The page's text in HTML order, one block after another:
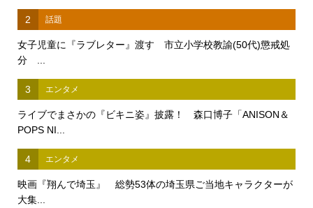
2 話題
女子児童に『ラブレター』渡す 市立小学校教諭(50代)懲戒処
分 ...
3 エンタメ
ライブでまさかの『ビキニ姿』披露！ 森口博子「ANISON＆
POPS NI...
4 エンタメ
映画『翔んで埼玉』 総勢53体の埼玉県ご当地キャラクターが
大集...